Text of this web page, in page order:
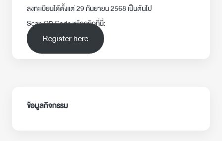
ลงทะเบียนได้ตั้งแต่ 29 กันยายน 2568 เป็นต้นไป
Scan QR Code หรือคลิกที่นี่:
Register here
ข้อมูลกิจกรรม